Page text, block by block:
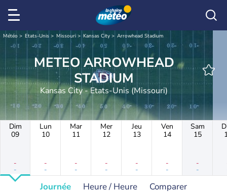
Météo Etats-Unis Missouri Kansas City Arrowhead Stadium
METEO ARROWHEAD
STADIUM
Kansas City - Etats-Unis (Missouri)
Dim
09
-
-
Lun
10
-
-
Mar
11
-
-
Mer
12
-
-
Jeu
13
-
-
Ven
14
-
-
Sam
15
-
-
Journée Heure / Heure Comparer